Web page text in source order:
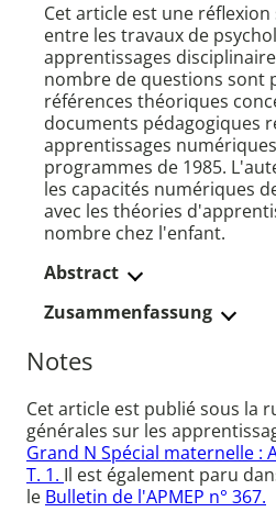
Cet article est une
entre les travaux de
apprentissages
nombre de questions sont
références théoriques
documents pédagogiques
apprentissages
programmes de 1985.
les capacités numériques
avec les théories
nombre chez l'enfant.
Abstract
Zusammenfassung
Notes
Cet article est publié sous la
générales sur les
Grand N Spécial maternelle :
T. 1. Il est également paru
le Bulletin de l'APMEP n° 367.